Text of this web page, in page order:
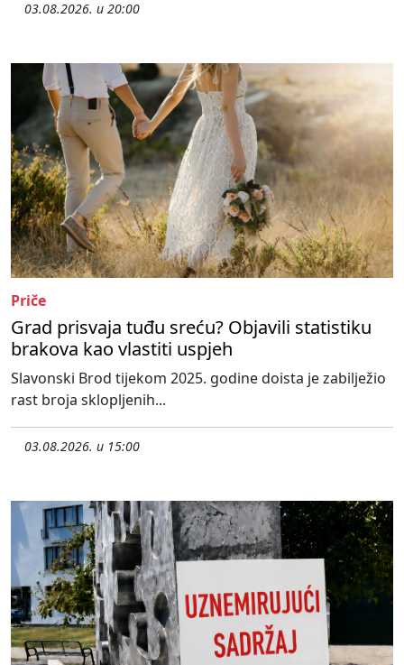
03.08.2026. u 20:00
Priče
Grad prisvaja tuđu sreću? Objavili statistiku
brakova kao vlastiti uspjeh
Slavonski Brod tijekom 2025. godine doista je zabilježio
rast broja sklopljenih...
03.08.2026. u 15:00